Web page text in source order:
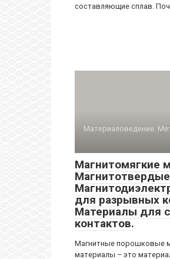
составляющие сплав.
Материаловедение.
Магнитомягкие
для разрывных
Материалы для
контактов.
Магнитные порошковые
материалы – это